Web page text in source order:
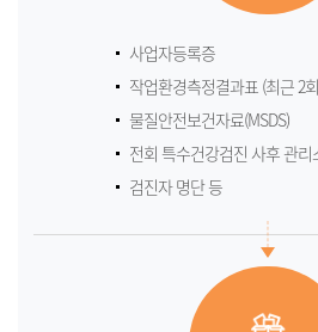
사업자등록증
작업환경측정결과표 (최근 2
물질안전보건자료(MSDS)
전회 특수건강검진 사후 관리
검진자 명단 등